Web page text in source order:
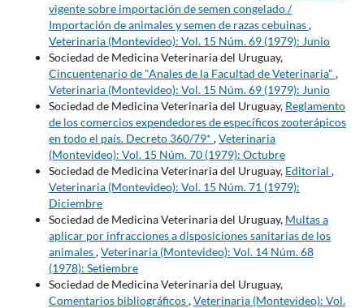
vigente sobre importación de semen congelado /
Importación de animales y semen de razas cebuinas,
Veterinaria (Montevideo): Vol. 15 Núm. 69 (1979): Junio
Sociedad de Medicina Veterinaria del Uruguay,
Cincuentenario de "Anales de la Facultad de Veterinaria" ,
Veterinaria (Montevideo): Vol. 15 Núm. 69 (1979): Junio
Sociedad de Medicina Veterinaria del Uruguay, Reglamento
de los comercios expendedores de específicos zooterápicos
en todo el país. Decreto 360/79* ,Veterinaria
(Montevideo): Vol. 15 Núm. 70 (1979): Octubre
Sociedad de Medicina Veterinaria del Uruguay, Editorial ,
Veterinaria (Montevideo): Vol. 15 Núm. 71 (1979):
Diciembre
Sociedad de Medicina Veterinaria del Uruguay, Multas a
aplicar por infracciones a disposiciones sanitarias de los
animales,Veterinaria (Montevideo): Vol. 14 Núm. 68
(1978): Setiembre
Sociedad de Medicina Veterinaria del Uruguay,
Comentarios bibliográficos,Veterinaria (Montevideo): Vol.